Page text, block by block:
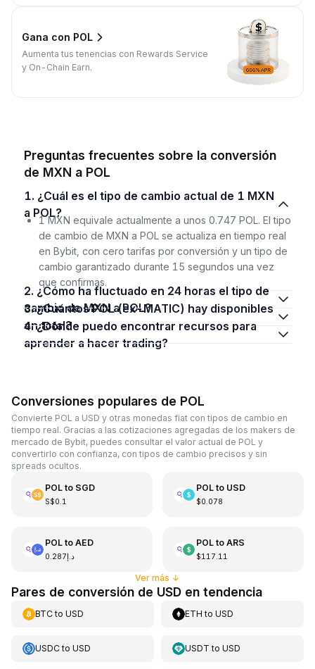
Gana con POL
Aumenta tus tenencias con Rewards Service
y On-Chain Earn.
Preguntas frecuentes sobre la conversión
de MXN a POL
1. ¿Cuál es el tipo de cambio actual de 1 MXN
a POL?
1 MXN equivale actualmente a unos 0.747 POL. El tipo
de cambio de MXN a POL se actualiza en tiempo real
en Bybit, con cero tarifas por conversión y un tipo de
cambio garantizado durante 15 segundos una vez
que confirmas.
2. ¿Cómo ha fluctuado en 24 horas el tipo de
cambio de MXN a POL?
3. ¿Cuántos POL (ex-MATIC) hay disponibles
en total?
4. ¿Dónde puedo encontrar recursos para
aprender a hacer trading?
Conversiones populares de POL
Convierte POL a USD y otras monedas fiat con tipos de cambio en
tiempo real. Gracias a las cotizaciones agregadas de los makers de
mercado de Bybit, puedes consultar el valor actual de POL y
convertirlo con confianza, con tipos de cambio precisos y sin
spreads ocultos.
POLto SGD
S$0.1
POLto USD
$0.078
POLto AED
د.إ0.287
POLto ARS
$117.11
Ver más ↓
Pares de conversión de USD en tendencia
BTCto USD ETH toUSD
USDCto USD USDT toUSD